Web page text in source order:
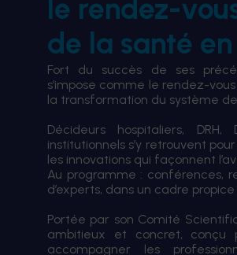
le rendez-
de la santé en
Fort du succès de ses
s’impose comme le rendez-
la transformation du système
Décideurs hospitaliers,
institutionnels s’y retrouvent
les innovations qui façonnent
Au programme : conférences,
d’experts, dans un cadre
Portée par son Comité
ambitieux et concret,
accompagner les